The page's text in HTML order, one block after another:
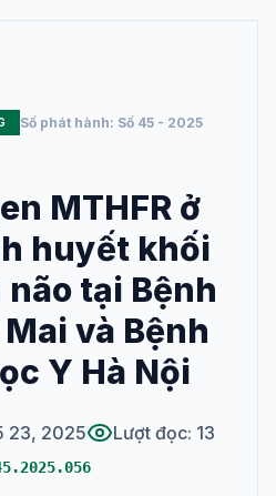
Số phát hành: Số 45 - 2025
MTHFR ở
huyết khối
tại Bệnh
và Bệnh
Y Hà Nội
23, 2025 Lượt đọc: 13